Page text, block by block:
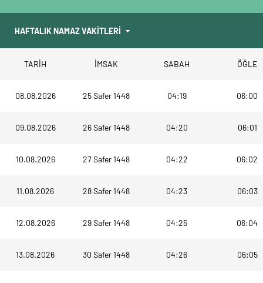
TARİH İMSAK SABAH ÖĞLE
08.08.2026 25 Safer 1448 04:19 06:00
09.08.2026 26 Safer 1448 04:20 06:01
10.08.2026 27 Safer 1448 04:22 06:02
11.08.2026 28 Safer 1448 04:23 06:03
12.08.2026 29 Safer 1448 04:25 06:04
13.08.2026 30 Safer 1448 04:26 06:05